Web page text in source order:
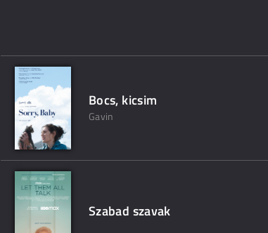
Bocs, kicsim
Gavin
Szabad szavak